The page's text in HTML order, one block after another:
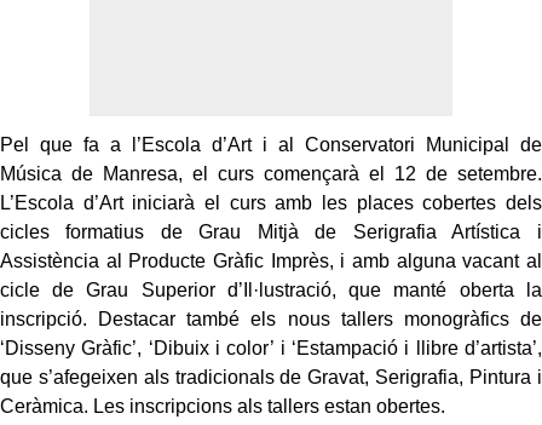
Pel que fa a l’Escola d’Art i al Conservatori Municipal de
Música de Manresa, el curs començarà el 12 de setembre.
L’Escola d’Art iniciarà el curs amb les places cobertes dels
cicles formatius de Grau Mitjà de Serigrafia Artística i
Assistència al Producte Gràfic Imprès, i amb alguna vacant al
cicle de Grau Superior d’Il·lustració, que manté oberta la
inscripció. Destacar també els nous tallers monogràfics de
‘Disseny Gràfic’, ‘Dibuix i color’ i ‘Estampació i llibre d’artista’,
que s’afegeixen als tradicionals de Gravat, Serigrafia, Pintura i
Ceràmica. Les inscripcions als tallers estan obertes.